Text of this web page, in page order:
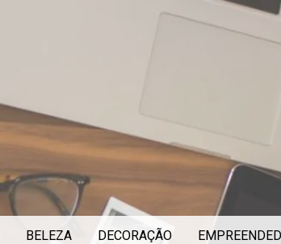
BELEZA DECORAÇÃO